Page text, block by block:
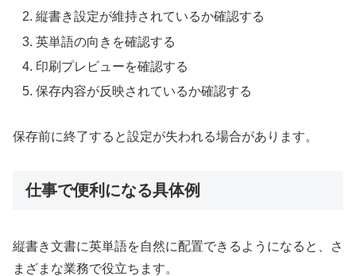
縦書き設定が維持されているか確認する
英単語の向きを確認する
印刷プレビューを確認する
保存内容が反映されているか確認する
保存前に終了すると設定が失われる場合があります。
仕事で便利になる具体例
縦書き文書に英単語を自然に配置できるようになると、さ
まざまな業務で役立ちます。